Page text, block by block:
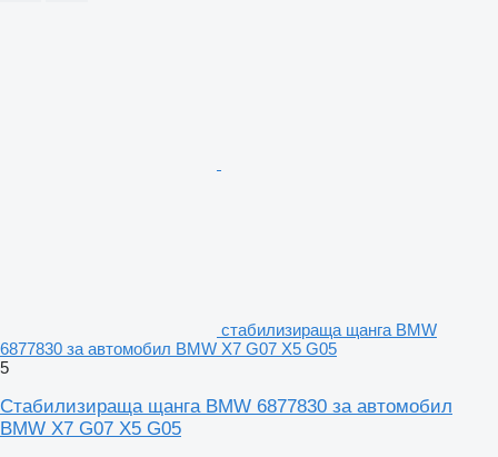
стабилизираща щанга BMW
6877830 за автомобил BMW X7 G07 X5 G05
5
Стабилизираща щанга BMW 6877830 за автомобил
BMW X7 G07 X5 G05